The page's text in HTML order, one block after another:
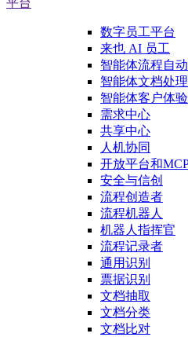
平台
数字员工平台
来也 AI 员工
智能体流程自
智能体文档处理
智能体客户体
需求中心
共享中心
人机协同
开放平台和
安全与信创
流程创造者
流程机器人
机器人指挥官
流程记录者
通用识别
票据识别
文档抽取
文档分类
文档比对